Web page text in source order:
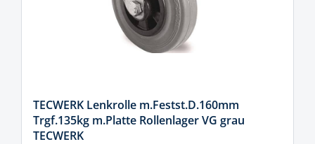
TECWERK Lenkrolle m.Festst.D.160mm
Trgf.135kg m.Platte Rollenlager VG grau
TECWERK